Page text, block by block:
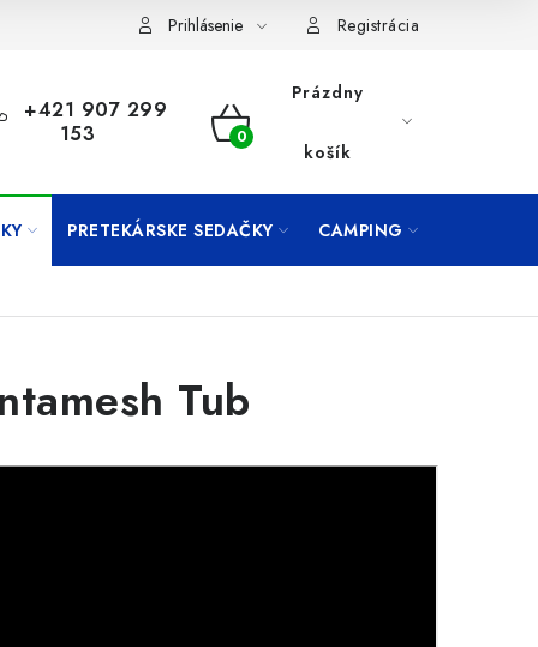
Prihlásenie Registrácia
+421 907 299
153
NÁKUPNÝ
Prázdny
košík
PRETEKÁRSKE SEDAČKY CAMPING
Tub